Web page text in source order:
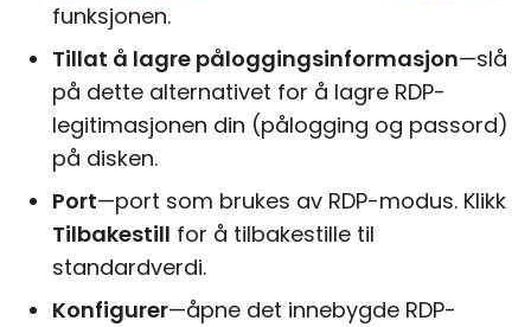
funksjonen.
Tillat å lagre påloggingsinformasjon—slå
på dette alternativet for å lagre RDP-
legitimasjonen din (pålogging og passord)
på disken.
Port—port som brukes av RDP-modus. Klikk
Tilbakestill for å tilbakestille til
standardverdi.
Konfigurer—åpne det innebygde RDP-